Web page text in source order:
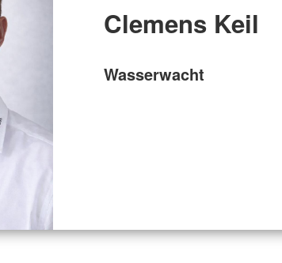
Clemens Keil
Wasserwacht